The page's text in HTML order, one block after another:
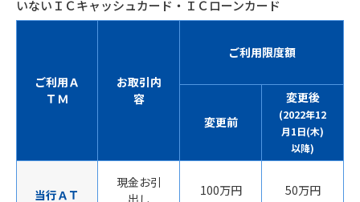
いないＩＣキャッシュカード・ＩＣローンカード
ご利用Ａ
ＴＭ
お取引内
容
ご利用限度額
変更前
変更後
(2022年12
月1日(木)
以降)
当行ＡＴ
現金お引
出し
100万円 50万円